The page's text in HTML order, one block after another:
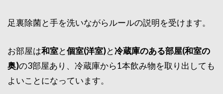
足裏除菌と手を洗いながらルールの説明を受けます。
お部屋は和室と個室(洋室)と冷蔵庫のある部屋(和室の
奥)の3部屋あり、冷蔵庫から1本飲み物を取り出しても
よいことになっています。